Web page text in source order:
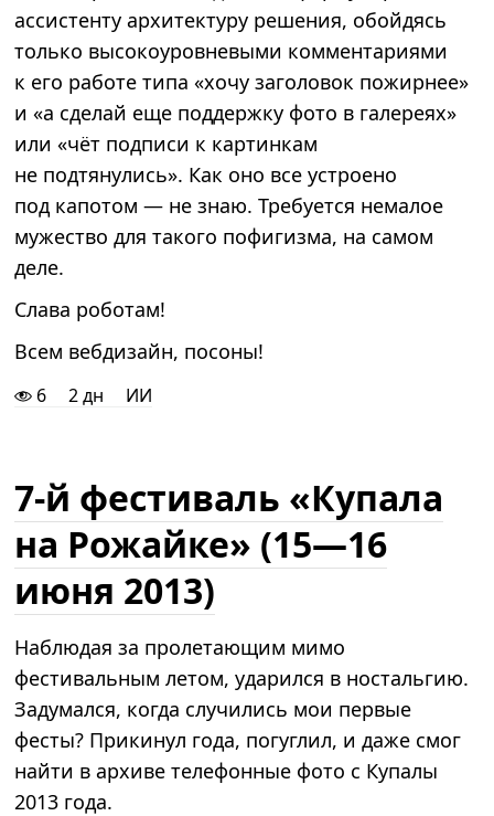
ассистенту архитектуру решения, обойдясь
только высокоуровневыми комментариями
к его работе типа «хочу заголовок пожирнее»
и «а сделай еще поддержку фото в галереях»
или «чёт подписи к картинкам
не подтянулись». Как оно все устроено
под капотом — не знаю. Требуется немалое
мужество для такого пофигизма, на самом
деле.
Слава роботам!
Всем вебдизайн, посоны!
6 2 дн ИИ
7-й фестиваль «Купала
на Рожайке» (15—16
июня 2013)
Наблюдая за пролетающим мимо
фестивальным летом, ударился в ностальгию.
Задумался, когда случились мои первые
фесты? Прикинул года, погуглил, и даже смог
найти в архиве телефонные фото с Купалы
2013 года.